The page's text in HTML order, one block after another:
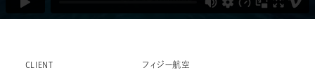
CLIENT フィジー航空